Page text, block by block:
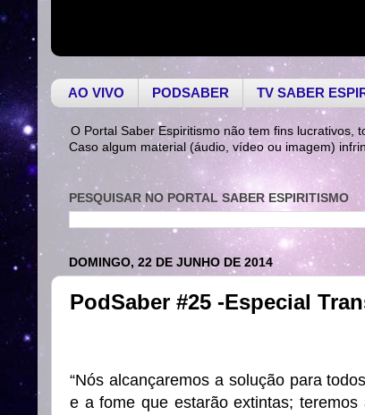
AO VIVO PODSABER TV SABER
O Portal Saber Espiritismo não tem fins lucrativos,
Caso algum material (áudio, vídeo ou imagem)
PESQUISAR NO PORTAL SABER ESPIRITISMO
DOMINGO, 22 DE JUNHO DE 2014
PodSaber #25 -Especial
“Nós alcançaremos a solução para
e a fome que estarão extintas;